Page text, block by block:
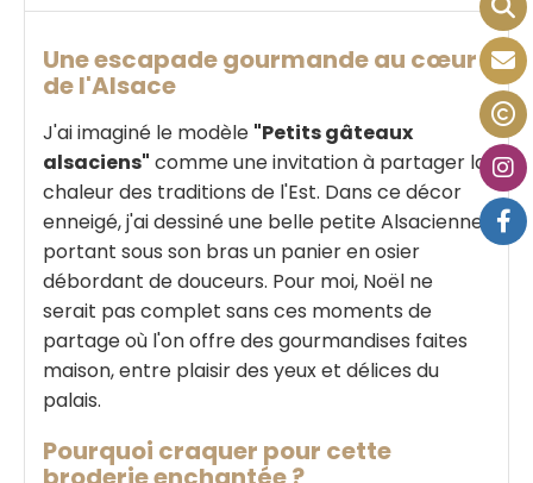
Une escapade gourmande au cœur
de l'Alsace
J'ai imaginé le modèle "Petits gâteaux
alsaciens" comme une invitation à partager la
chaleur des traditions de l'Est. Dans ce décor
enneigé, j'ai dessiné une belle petite Alsacienne
portant sous son bras un panier en osier
débordant de douceurs. Pour moi, Noël ne
serait pas complet sans ces moments de
partage où l'on offre des gourmandises faites
maison, entre plaisir des yeux et délices du
palais.
Pourquoi craquer pour cette